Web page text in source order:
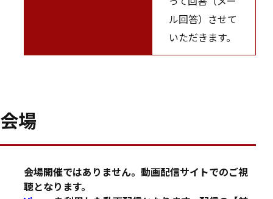
ル回答）させて
いただきます。
会場
会場開催ではありません。動画配信サイトでのご視
聴となります。